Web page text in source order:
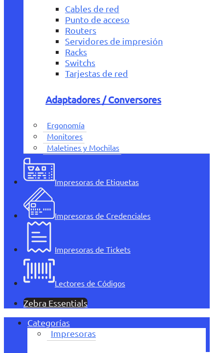
Cables de red
Punto de acceso
Routers
Servidores de impresión
Racks
Switchs
Tarjestas de red
Adaptadores / Conversores
Ergonomía
Monitores
Maletines y Mochilas
Impresoras de Etiquetas
Impresoras de Credenciales
Impresoras de Tickets
Lectores de Códigos
Zebra Essentials
Categorías
Impresoras